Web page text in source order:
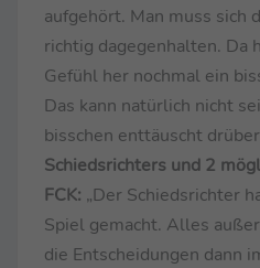
aufgehört. Man muss sich
richtig dagegenhalten. Da
Gefühl her nochmal ein
Das kann natürlich nicht
bisschen enttäuscht
Schiedsrichters und 2
FCK: „Der Schiedsrichter
Spiel gemacht. Alles
die Entscheidungen dann